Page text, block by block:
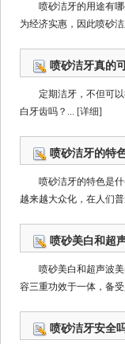
喷砂洁牙的用途有
为经济实惠，因此喷砂
喷砂洁牙真的
定期洁牙，不但可
白牙齿吗？... [详细]
喷砂洁牙的特
喷砂洁牙的特色是
越来越大众化，在人们
喷砂美白和超
喷砂美白和超声波
容三重功效于一体，备
喷砂洁牙安全